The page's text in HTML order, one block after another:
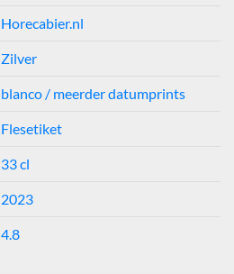
Horecabier.nl
Zilver
blanco / meerder datumprints
Flesetiket
33 cl
2023
4.8